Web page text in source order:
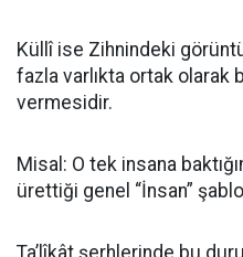
​Küllî ise Zihnindeki
fazla varlıkta ortak olarak
vermesidir.
​Misal: O tek insana
ürettiği genel “İnsan”
​Ta’lîkât şerhlerinde bu